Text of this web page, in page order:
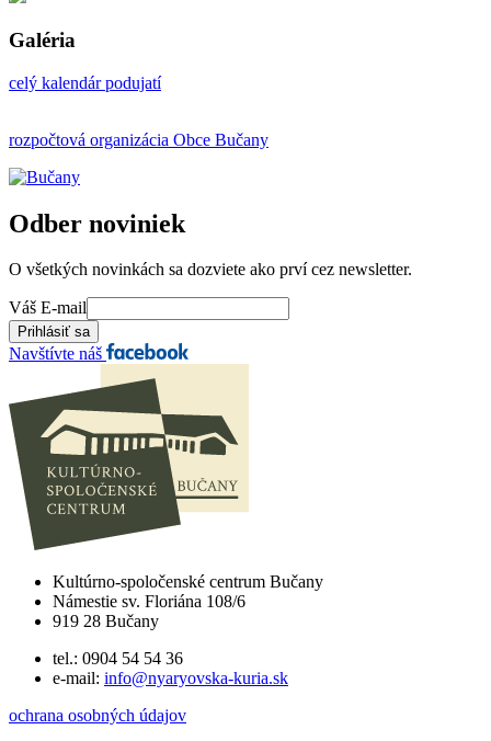
Galéria
celý kalendár podujatí
rozpočtová organizácia Obce Bučany
Odber noviniek
O všetkých novinkách sa dozviete ako prví cez newsletter.
Váš E-mail
Navštívte náš
Kultúrno-spoločenské centrum Bučany
Námestie sv. Floriána 108/6
919 28 Bučany
tel.: 0904 54 54 36
e-mail: info@nyaryovska-kuria.sk
ochrana osobných údajov